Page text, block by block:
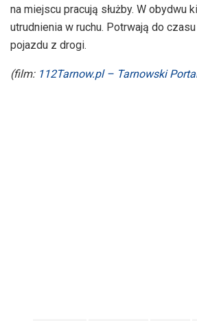
na miejscu pracują służby. W obydwu
utrudnienia w ruchu. Potrwają do
pojazdu z drogi.
(film: 112Tarnow.pl – Tarnowski